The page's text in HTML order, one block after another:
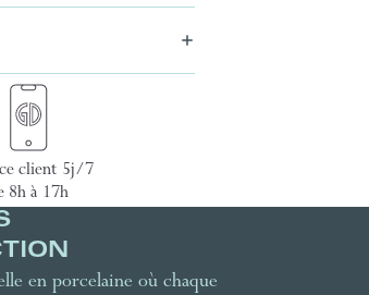
client 5j/7
8h à 17h
en porcelaine où chaque